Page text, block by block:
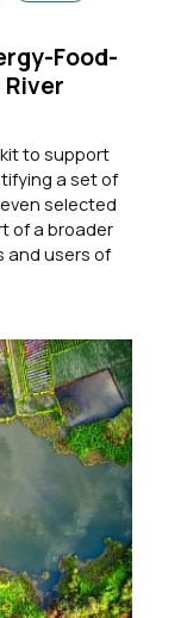
Food-
to support
a set of
selected
of a broader
and users of